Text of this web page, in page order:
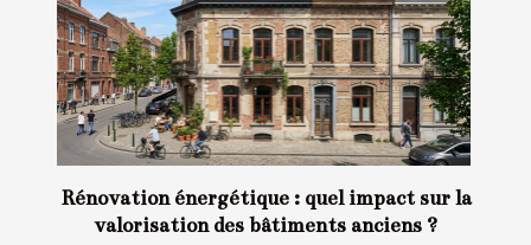
Rénovation énergétique : quel impact sur la
valorisation des bâtiments anciens ?